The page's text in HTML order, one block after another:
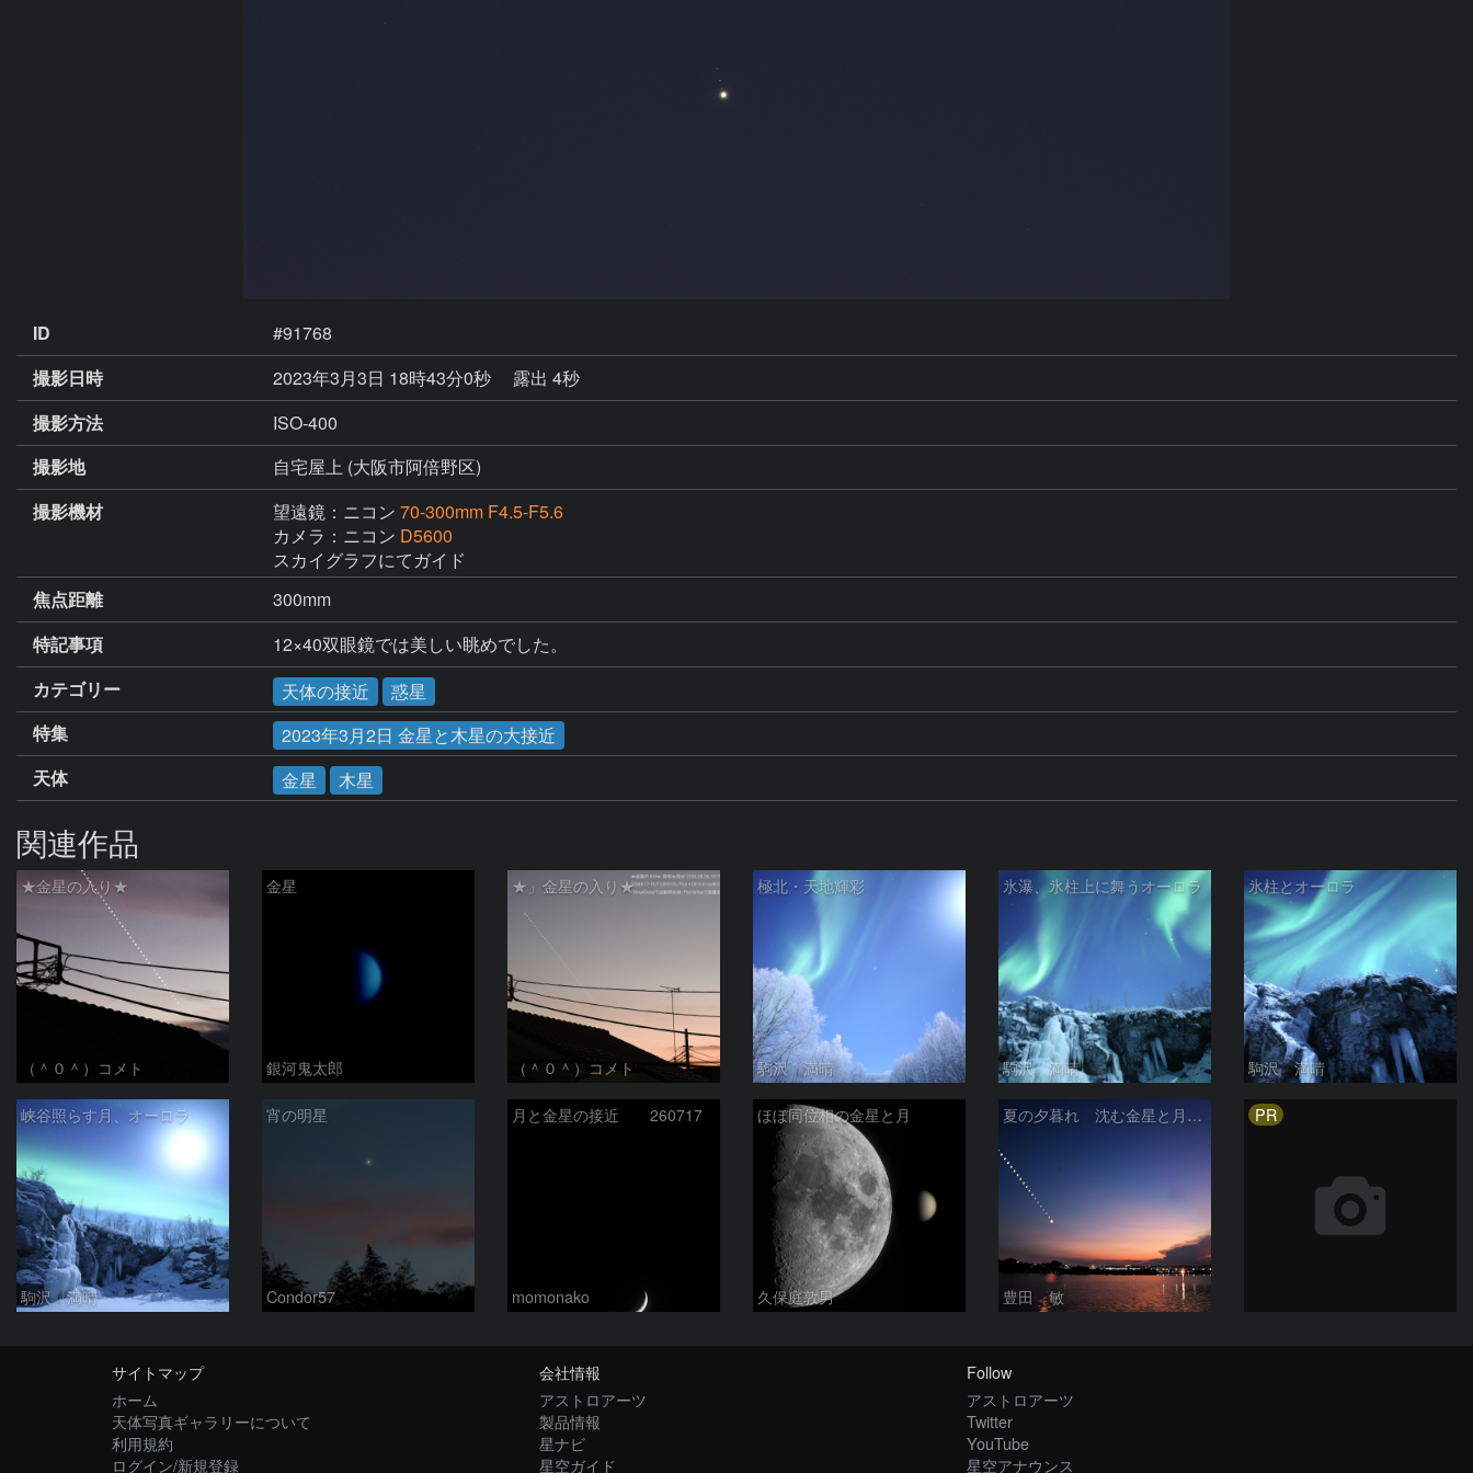
ID
#91768
撮影日時
2023年3月3日 18時43分0秒
露出 4秒
撮影方法
ISO-400
撮影地
自宅屋上 (大阪市阿倍野区)
撮影機材
望遠鏡：ニコン 70-300mm F4.5-F5.6
カメラ：ニコン D5600
スカイグラフにてガイド
焦点距離
300mm
特記事項
12×40双眼鏡では美しい眺めでした。
カテゴリー
天体の接近
惑星
特集
2023年3月2日 金星と木星の大接近
天体
金星 木星
関連作品
★金星の入り★
（＾０＾）コメト
金星
銀河鬼太郎
★」金星の入り★
（＾０＾）コメト
極北・天地輝彩
駒沢 満晴
氷瀑、氷柱上に舞うオーロラ
駒沢 満晴
氷柱とオーロラ
駒沢 満晴
峡谷照らす月、オーロラ
駒沢 満晴
宵の明星
Condor57
月と金星の接近 260717
momonako
ほぼ同位相の金星と月
久保庭敦男
夏の夕暮れ 沈む金星と月 2026/7/20
豊田 敏
PR
サイトマップ
ホーム
天体写真ギャラリーについて
利用規約
ログイン/新規登録
会社情報
アストロアーツ
製品情報
星ナビ
星空ガイド
Follow
アストロアーツ
Twitter
YouTube
星空アナウンス